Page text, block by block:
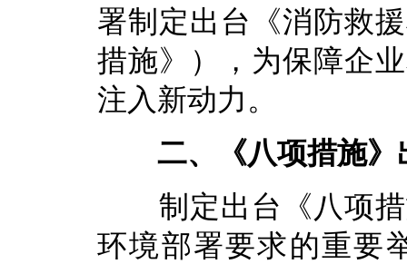
署制定出台《消防救
措施》），为保障企
注入新动力。
二、《八项措施
制定出台《八项措
环境部署要求的重要